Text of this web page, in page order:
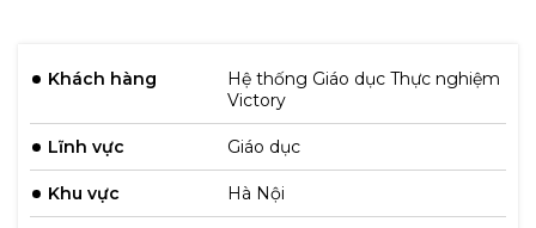
Khách hàng
Hệ thống Giáo dục Thực nghiệm
Victory
Lĩnh vực Giáo dục
Khu vực Hà Nội